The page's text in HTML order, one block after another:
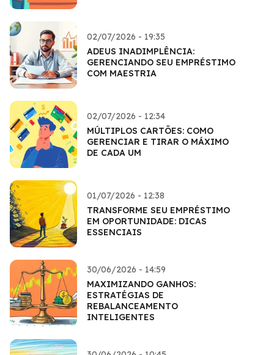
02/07/2026 - 19:35
ADEUS INADIMPLÊNCIA:
GERENCIANDO SEU EMPRÉSTIMO
COM MAESTRIA
02/07/2026 - 12:34
MÚLTIPLOS CARTÕES: COMO
GERENCIAR E TIRAR O MÁXIMO
DE CADA UM
01/07/2026 - 12:38
TRANSFORME SEU EMPRÉSTIMO
EM OPORTUNIDADE: DICAS
ESSENCIAIS
30/06/2026 - 14:59
MAXIMIZANDO GANHOS:
ESTRATÉGIAS DE
REBALANCEAMENTO
INTELIGENTES